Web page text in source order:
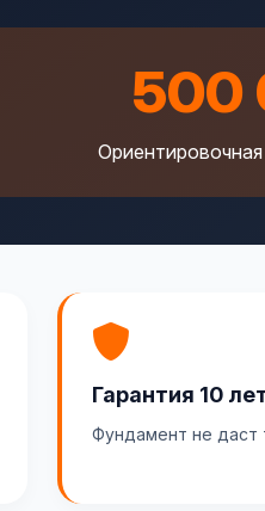
500
Гарантия 10
Фундамент не даст